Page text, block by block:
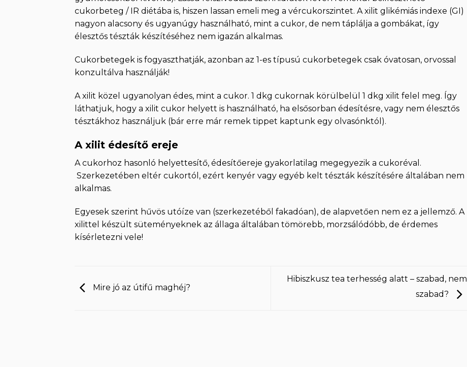
cukorbeteg / IR diétába is, hiszen lassan emeli meg a vércukorszintet. A xilit glikémiás indexe (GI)
nagyon alacsony és ugyanúgy használható, mint a cukor, de nem táplálja a gombákat, így
élesztős tészták készítéséhez nem igazán alkalmas.
Cukorbetegek is fogyaszthatják, azonban az 1-es típusú cukorbetegek csak óvatosan, orvossal
konzultálva használják!
A xilit közel ugyanolyan édes, mint a cukor. 1 dkg cukornak körülbelül 1 dkg xilit felel meg. Így
láthatjuk, hogy a xilit cukor helyett is használható, ha elsősorban édesítésre, vagy nem élesztős
tésztákhoz használjuk (bár erre már remek tippet kaptunk egy olvasónktól).
A xilit édesítő ereje
A cukorhoz hasonló helyettesítő, édesítőereje gyakorlatilag megegyezik a cukoréval.
Szerkezetében eltér cukortól, ezért kenyér vagy egyéb kelt tészták készítésére általában nem
alkalmas.
Egyesek szerint hűvös utóíze van (szerkezetéből fakadóan), de alapvetően nem ez a jellemző. A
xilittel készült süteményeknek az állaga általában tömörebb, morzsálódóbb, de érdemes
kísérletezni vele!
Mire jó az útifű maghéj?
Hibiszkusz tea terhesség alatt – szabad, nem
szabad?